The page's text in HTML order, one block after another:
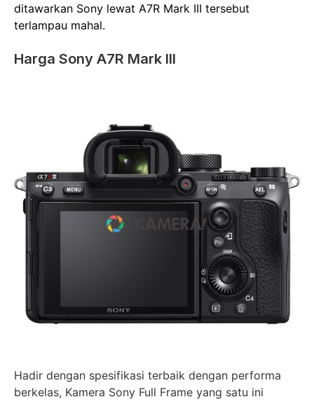
ditawarkan Sony lewat A7R Mark III tersebut
terlampau mahal.
Harga Sony A7R Mark III
Hadir dengan spesifikasi terbaik dengan performa
berkelas, Kamera Sony Full Frame yang satu ini